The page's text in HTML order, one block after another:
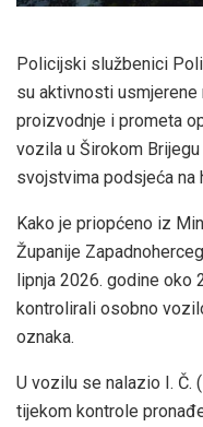
Policijski službenici
su aktivnosti usmjerene
proizvodnje i prometa
vozila u Širokom
svojstvima podsjeća na
Kako je priopćeno iz
Županije
lipnja 2026. godine oko
kontrolirali osobno
oznaka.
U vozilu se nalazio I. Č.
tijekom kontrole